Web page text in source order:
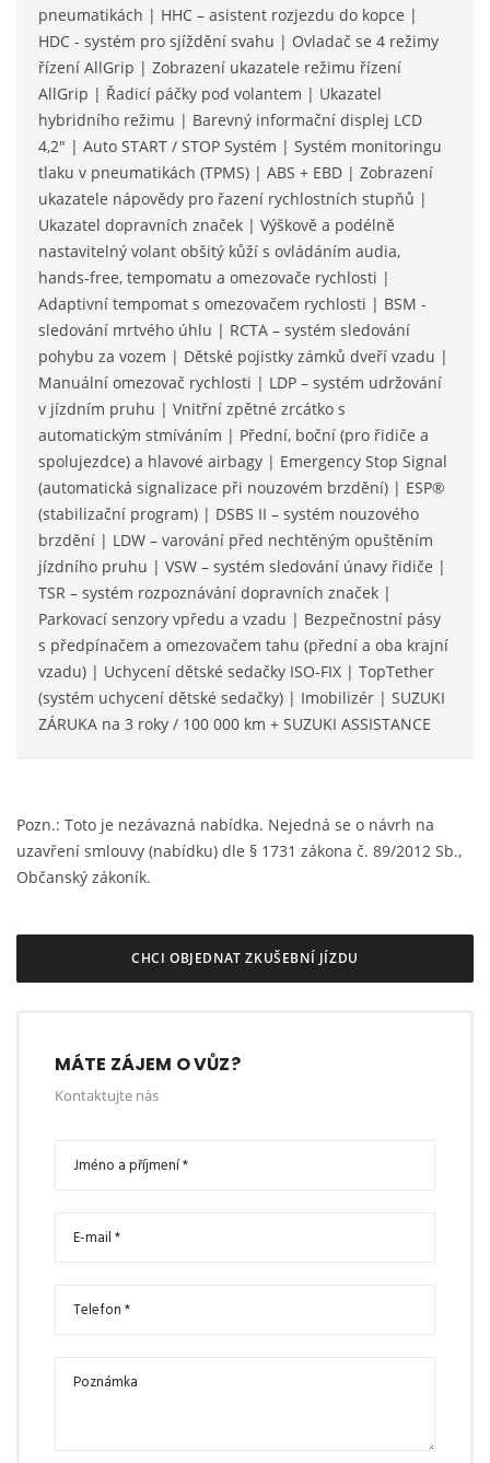
pneumatikách | HHC – asistent rozjezdu do kopce |
HDC - systém pro sjíždění svahu | Ovladač se 4 režimy
řízení AllGrip | Zobrazení ukazatele režimu řízení
AllGrip | Řadicí páčky pod volantem | Ukazatel
hybridního režimu | Barevný informační displej LCD
4,2" | Auto START / STOP Systém | Systém monitoringu
tlaku v pneumatikách (TPMS) | ABS + EBD | Zobrazení
ukazatele nápovědy pro řazení rychlostních stupňů |
Ukazatel dopravních značek | Výškově a podélně
nastavitelný volant obšitý kůží s ovládáním audia,
hands-free, tempomatu a omezovače rychlosti |
Adaptivní tempomat s omezovačem rychlosti | BSM -
sledování mrtvého úhlu | RCTA – systém sledování
pohybu za vozem | Dětské pojistky zámků dveří vzadu |
Manuální omezovač rychlosti | LDP – systém udržování
v jízdním pruhu | Vnitřní zpětné zrcátko s
automatickým stmíváním | Přední, boční (pro řidiče a
spolujezdce) a hlavové airbagy | Emergency Stop Signal
(automatická signalizace při nouzovém brzdění) | ESP®
(stabilizační program) | DSBS II – systém nouzového
brzdění | LDW – varování před nechtěným opuštěním
jízdního pruhu | VSW – systém sledování únavy řidiče |
TSR – systém rozpoznávání dopravních značek |
Parkovací senzory vpředu a vzadu | Bezpečnostní pásy
s předpínačem a omezovačem tahu (přední a oba krajní
vzadu) | Uchycení dětské sedačky ISO-FIX | TopTether
(systém uchycení dětské sedačky) | Imobilizér | SUZUKI
ZÁRUKA na 3 roky / 100 000 km + SUZUKI ASSISTANCE
Pozn.: Toto je nezávazná nabídka. Nejedná se o návrh na
uzavření smlouvy (nabídku) dle § 1731 zákona č. 89/2012 Sb.,
Občanský zákoník.
CHCI OBJEDNAT ZKUŠEBNÍ JÍZDU
MÁTE ZÁJEM O VŮZ?
Kontaktujte nás